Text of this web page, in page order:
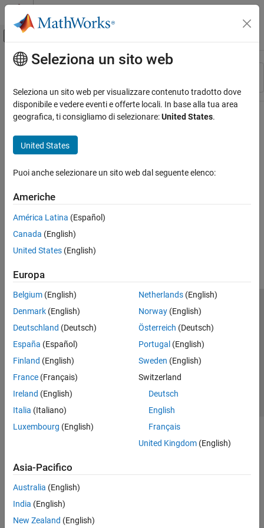
Vai al contenuto
Attiva/disattiva menu di navigazione
Risorsa
Stato
Contenuto principale
Seleziona un sito web
Seleziona un sito web per visualizzare contenuto tradotto dove
disponibile e vedere eventi e offerte locali. In base alla tua area
geografica, ti consigliamo di selezionare:United States.
United States
Puoi anche selezionare un sito web dal seguente elenco:
Americhe
América Latina (Español)
Canada (English)
United States (English)
Europa
Belgium (English)
Denmark (English)
Deutschland (Deutsch)
España (Español)
Finland (English)
France (Français)
Ireland (English)
Italia (Italiano)
Luxembourg (English)
Netherlands(English)
Norway(English)
Österreich (Deutsch)
Portugal (English)
Sweden (English)
Switzerland
Deutsch
English
Français
United Kingdom(English)
Asia-Pacifico
Australia (English)
India (English)
New Zealand (English)
Centro di fiducia
Informativa sulla privacy
Antipirateria
Stato dell'applicazione
Contatti
© 1994-2026 The MathWorks, Inc.